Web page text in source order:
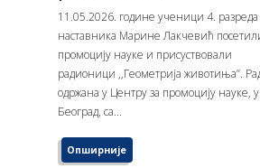
11.05.2026. године ученици 4.
наставника Марине Лакчевић
промоцију науке и присуствовали
радионици ,,Геометрија животиња’’.
одржана у Центру за промоцију науке,
Београд, са...
Опширније